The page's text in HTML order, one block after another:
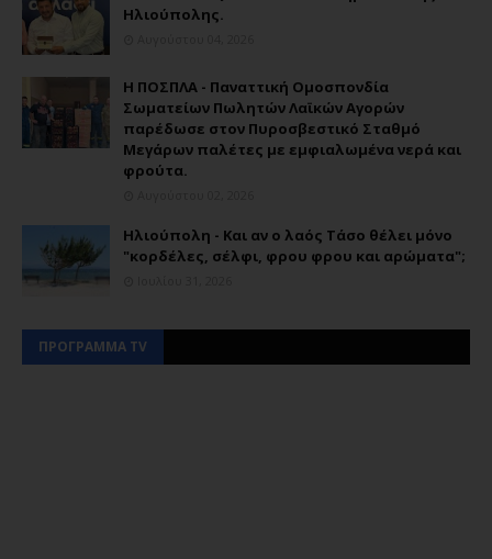
Ηλιούπολης.
Η ΠΟΣΠΛΑ - Παναττική Ομοσπονδία
Σωματείων Πωλητών Λαϊκών Αγορών
παρέδωσε στον Πυροσβεστικό Σταθμό
Μεγάρων παλέτες με εμφιαλωμένα νερά και
φρούτα.
Ηλιούπολη - Και αν ο λαός Τάσο θέλει μόνο
"κορδέλες, σέλφι, φρου φρου και αρώματα";
ΠΡΟΓΡΑΜΜΑ TV